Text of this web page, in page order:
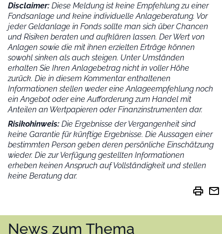
Disclaimer: Diese Meldung ist keine Empfehlung zu einer
Fondsanlage und keine individuelle Anlageberatung. Vor
jeder Geldanlage in Fonds sollte man sich über Chancen
und Risiken beraten und aufklären lassen. Der Wert von
Anlagen sowie die mit ihnen erzielten Erträge können
sowohl sinken als auch steigen. Unter Umständen
erhalten Sie Ihren Anlagebetrag nicht in voller Höhe
zurück. Die in diesem Kommentar enthaltenen
Informationen stellen weder eine Anlageempfehlung noch
ein Angebot oder eine Aufforderung zum Handel mit
Anteilen an Wertpapieren oder Finanzinstrumenten dar.
Risikohinweis: Die Ergebnisse der Vergangenheit sind
keine Garantie für künftige Ergebnisse. Die Aussagen einer
bestimmten Person geben deren persönliche Einschätzung
wieder. Die zur Verfügung gestellten Informationen
erheben keinen Anspruch auf Vollständigkeit und stellen
keine Beratung dar.
print mail
News zum Thema